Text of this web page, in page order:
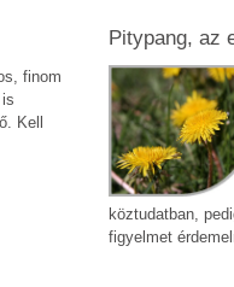
finom
Kell
Pitypang, az
köztudatban,
figyelmet